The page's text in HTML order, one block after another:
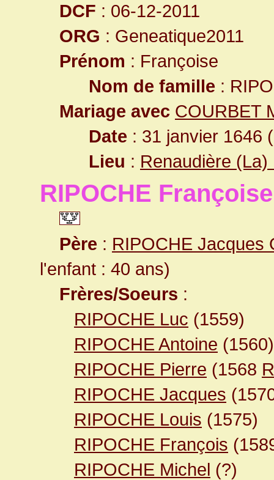
DCF : 06-12-2011
ORG : Geneatique2011
Prénom : Françoise
Nom de famille :
Mariage avec COURBET
Date : 31 janvier 1646
Lieu : Renaudière
RIPOCHE Françoise
Père : RIPOCHE Jacques
l'enfant : 40 ans)
Frères/Soeurs :
RIPOCHE Luc (1559)
RIPOCHE Antoine (1560)
RIPOCHE Pierre (1568
RIPOCHE Jacques
RIPOCHE Louis (1575)
RIPOCHE François
RIPOCHE Michel (?)